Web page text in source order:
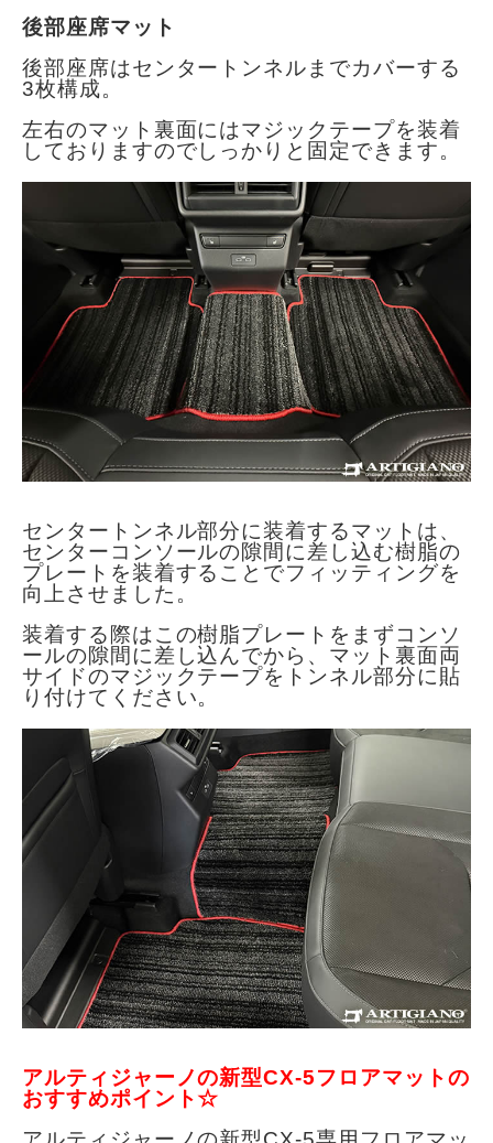
後部座席マット
後部座席はセンタートンネルまでカバーする
3枚構成。
左右のマット裏面にはマジックテープを装着
しておりますのでしっかりと固定できます。
センタートンネル部分に装着するマットは、
センターコンソールの隙間に差し込む樹脂の
プレートを装着することでフィッティングを
向上させました。
装着する際はこの樹脂プレートをまずコンソ
ールの隙間に差し込んでから、マット裏面両
サイドのマジックテープをトンネル部分に貼
り付けてください。
アルティジャーノの新型CX-5フロアマットの
おすすめポイント☆